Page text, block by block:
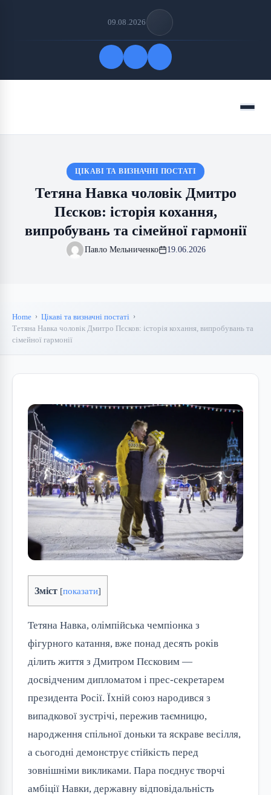
09.08.2026
Menu
ЦІКАВІ ТА ВИЗНАЧНІ ПОСТАТІ
Тетяна Навка чоловік Дмитро
Пєсков: історія кохання,
випробувань та сімейної гармонії
Павло Мельниченко 19.06.2026
Home
Цікаві та визначні постаті
Тетяна Навка чоловік Дмитро Пєсков: історія кохання, випробувань та
сімейної гармонії
Зміст [показати]
Тетяна Навка, олімпійська чемпіонка з
фігурного катання, вже понад десять років
ділить життя з Дмитром Пєсковим —
досвідченим дипломатом і прес-секретарем
президента Росії. Їхній союз народився з
випадкової зустрічі, пережив таємницю,
народження спільної доньки та яскраве весілля,
а сьогодні демонструє стійкість перед
зовнішніми викликами. Пара поєднує творчі
амбіції Навки, державну відповідальність